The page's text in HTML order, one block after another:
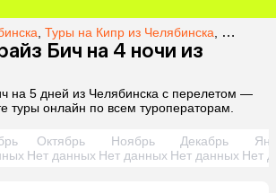
Туры на Кипр из Челябинска Туры на
Бич на 4 ночи из
на 5 дней из Челябинска с перелетом —
туры онлайн по всем туроператорам.
Октябрь
Нет данных
Ноябрь
Нет данных
Декабрь
Нет данных Нет